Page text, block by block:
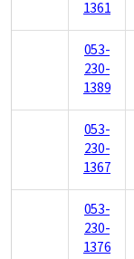
1361
053-
230-
1389
053-
230-
1367
053-
230-
1376